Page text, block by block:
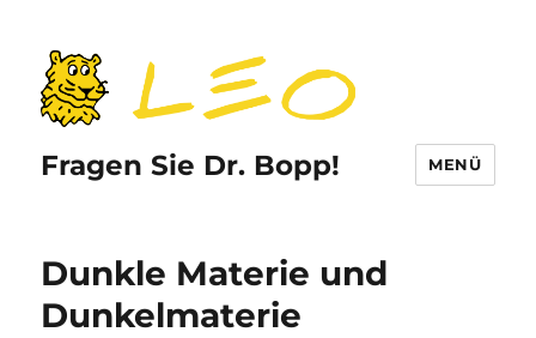
Fragen Sie Dr. Bopp! MENÜ
Dunkle Materie und
Dunkelmaterie